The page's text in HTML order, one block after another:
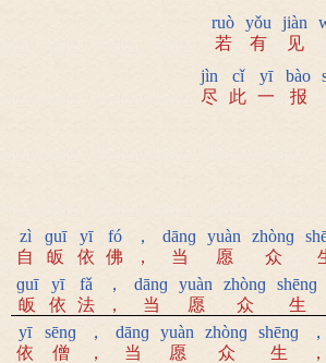
ruò
若
yǒu
有
jiàn
见
jìn
尽
cǐ
此
yī
一
bào
报
zì
自
ɡuī
皈
yī
依
fó
佛
，
，
dānɡ
当
yuàn
愿
zhònɡ
众
ɡuī
皈
yī
依
fǎ
法
，
，
dānɡ
当
yuàn
愿
zhònɡ
众
shēnɡ
生
yī
依
sēnɡ
僧
，
，
dānɡ
当
yuàn
愿
zhònɡ
众
shēnɡ
生
，
，